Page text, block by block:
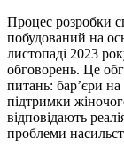
Процес розробки
побудований на
листопаді 2023
обговорень. Це
питань: бар’єри
підтримки
відповідають
проблеми